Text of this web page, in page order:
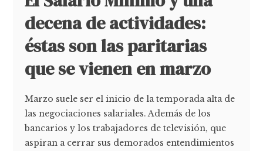
decena de actividades:
éstas son las paritarias
que se vienen en marzo
Marzo suele ser el inicio de la temporada alta de
las negociaciones salariales. Además de los
bancarios y los trabajadores de televisión, que
aspiran a cerrar sus demorados entendimientos